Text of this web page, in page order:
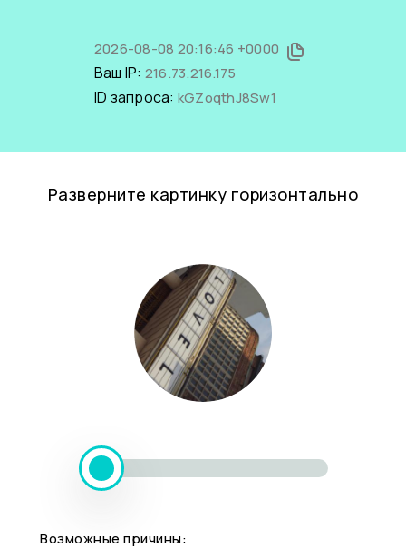
2026-08-08 20:16:46 +0000
Ваш IP: 216.73.216.175
ID запроса: kGZoqthJ8Sw1
Разверните картинку горизонтально
Возможные причины: